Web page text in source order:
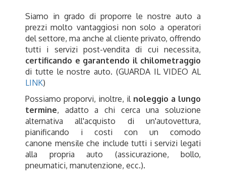
Siamo in grado di proporre le nostre auto a
prezzi molto vantaggiosi non solo a operatori
del settore, ma anche al cliente privato, offrendo
tutti i servizi post-vendita di cui necessita,
certificando e garantendo il chilometraggio
di tutte le nostre auto. (GUARDA IL VIDEO AL
LINK)
Possiamo proporvi, inoltre, il noleggio a lungo
termine, adatto a chi cerca una soluzione
alternativa all'acquisto di un'autovettura,
pianificando i costi con un comodo
canone mensile che include tutti i servizi legati
alla propria auto (assicurazione, bollo,
pneumatici, manutenzione, ecc.).